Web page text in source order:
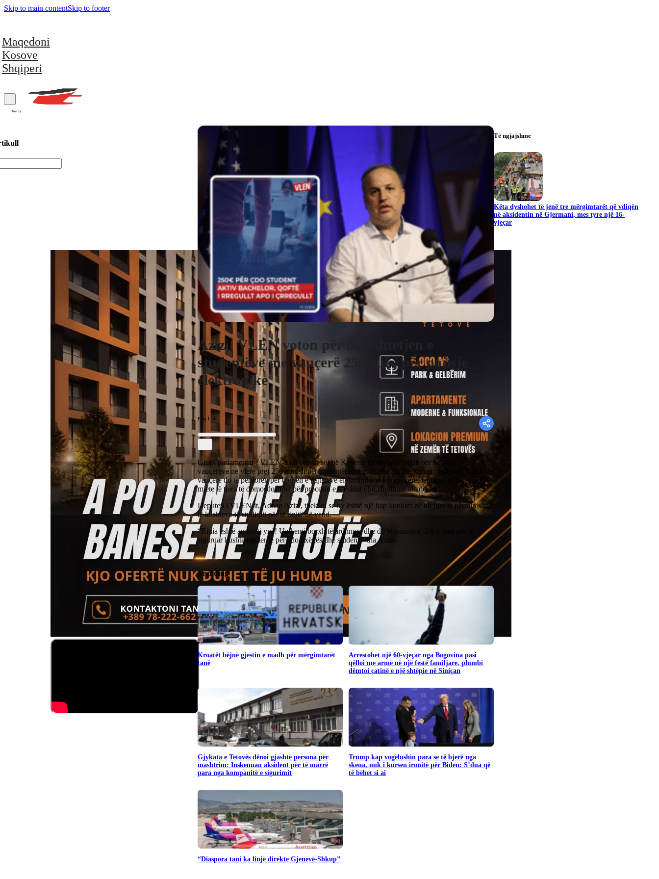
Skip to main contentSkip to footer
Maqedoni
Kosove
Shqiperi
Trendy
Azizi: VLEN voton për mbështetjen e
studentëve me vauçerë 250 euro për pajisje
elektronike
Para 1 vit
Grupi parlamentar i VLEN-it ka votuar sot në Kuvend në favor të Ligjit për ndarjen e
vauçerëve në vlerë prej 250 eurosh për studentët e rregullt dhe ata me korrespondencë. Këto
vauçerë do të përdoren për blerjen e pajisjeve elektronike si kompjuterë, laptopë, tabletë apo
mjete të tjera të domosdoshme për procesin e mësimit dhe zhvillimit akademik.
Deputeti i VLEN-it, Adnan Azizi, theksoi se ky është një hap konkret në drejtim të përmirësimit
të kushteve të studimit për të rinjtë në vend.
“Rinia është amaneti ynë! Ua kemi borxh të ardhmen dhe do të punojmë ditë e natë për të
siguruar kushte moderne për çdo nxënës dhe student,” tha Azizi.
Trending
Kroatët bëjnë gjestin e madh për mërgimtarët
tanë
Arrestohet një 60-vjeçar nga Bogovina pasi
qëlloi me armë në një festë familjare, plumbi
dëmtoi çatinë e një shtëpie në Siniçan
Gjykata e Tetovës dënoi gjashtë persona për
mashtrim: Inskenuan aksident për të marrë
para nga kompanitë e sigurimit
Trump kap vogëlushin para se të bjerë nga
skena, nuk i kursen ironitë për Biden: S’dua që
të bëhet si ai
“Diaspora tani ka linjë direkte Gjenevë-Shkup”
Të ngjajshme
Këta dyshohet të jenë tre mërgimtarët që vdiqën
në aksidentin në Gjermani, mes tyre një 16-
vjeçar